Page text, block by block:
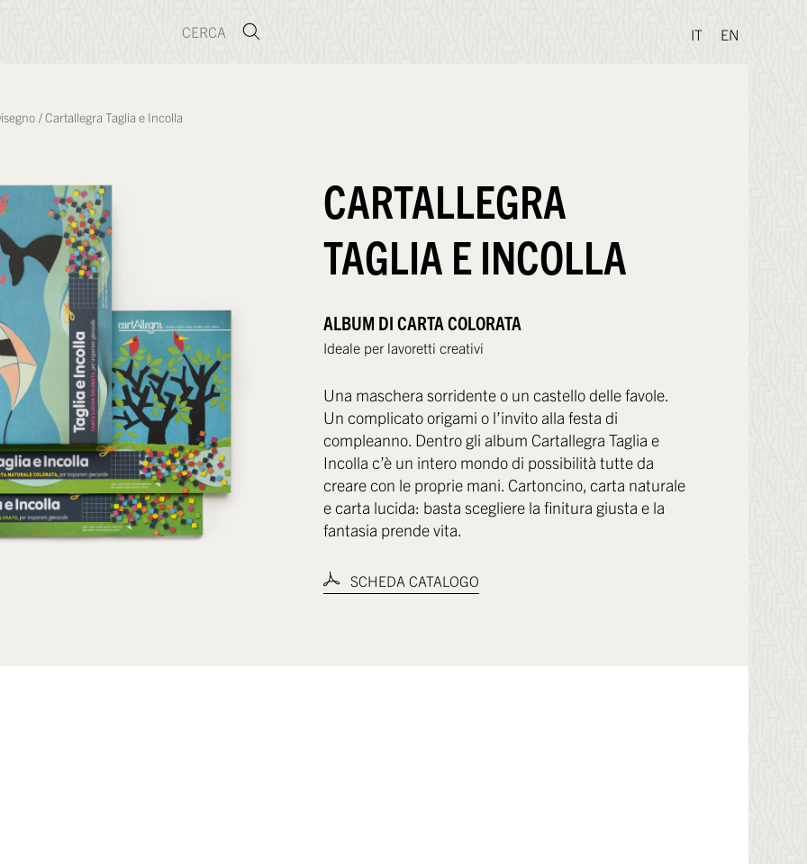
IT EN
/Cartallegra Taglia e Incolla
CARTALLEGRA
TAGLIA E INCOLLA
ALBUM DI CARTA COLORATA
Ideale per lavoretti creativi
Una maschera sorridente o un castello delle favole.
Un complicato origami o l’invito alla festa di
compleanno. Dentro gli album Cartallegra Taglia e
Incolla c’è un intero mondo di possibilità tutte da
creare con le proprie mani. Cartoncino, carta naturale
e carta lucida: basta scegliere la finitura giusta e la
fantasia prende vita.
SCHEDA CATALOGO